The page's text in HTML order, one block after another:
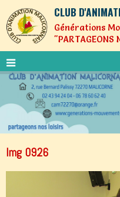
CLUB
Générations
"PARTAGEONS
Img 0926